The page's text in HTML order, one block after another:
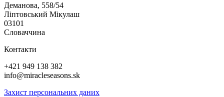
Деманова, 558/54
Ліптовський Мікулаш
03101
Словаччина
Контакти
+421 949 138 382
info@miracleseasons.sk
Захист персональних даних